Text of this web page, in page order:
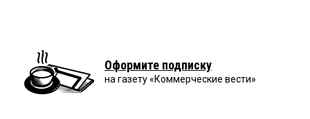
Оформите подписку
на газету «Коммерческие вести»